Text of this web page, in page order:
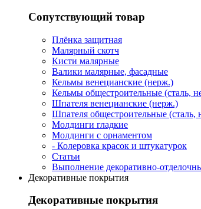
Сопутствующий товар
Плёнка защитная
Малярный скотч
Кисти малярные
Валики малярные, фасадные
Кельмы венецианские (нерж.)
Кельмы общестроительные (сталь,
Шпателя венецианские (нерж.)
Шпателя общестроительные (сталь,
Молдинги гладкие
Молдинги с орнаментом
- Колеровка красок и штукатурок
Статьи
Выполнение декоративно-
Декоративные покрытия
Декоративные покрытия